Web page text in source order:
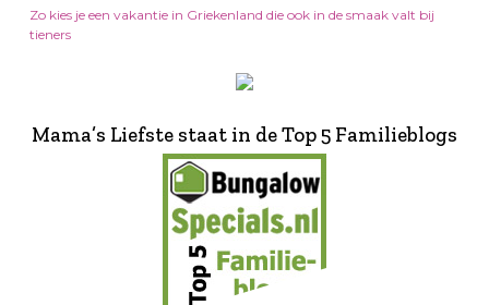
Zo kies je een vakantie in Griekenland die ook in de smaak valt bij
tieners
Mama’s Liefste staat in de Top 5 Familieblogs